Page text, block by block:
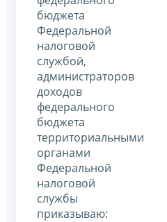
бюджета
Федеральной
налоговой
службой,
администраторов
доходов
федерального
бюджета
территориальными
органами
Федеральной
налоговой
службы
приказываю: